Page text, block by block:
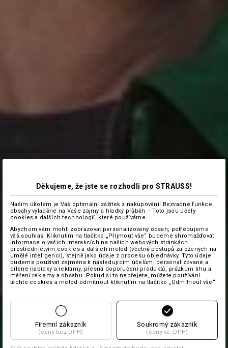
Děkujeme, že jste se rozhodli pro STRAUSS!
Naším úkolem je Váš optimální zážitek z nakupování! Bezvadné funkce,
obsahy vyladěné na Vaše zájmy a hladký průběh – Toto jsou účely
cookies a dalších technologií, které používáme.
Abychom vám mohli zobrazovat personalizovaný obsah, potřebujeme
váš souhlas. Kliknutím na tlačítko „Přijmout vše“ budeme shromažďovat
informace o vašich interakcích na našich webových stránkách
prostřednictvím cookies a dalších metod (včetně postupů založených na
umělé inteligenci), stejně jako údaje z procesu objednávky. Tyto údaje
budeme používat zejména k následujícím účelům: personalizované a
cílené nabídky a reklamy, přesná doporučení produktů, průzkum trhu a
měření reklamy a obsahu. Pokud si to nepřejete, můžete používání
těchto cookies a metod odmítnout kliknutím na tlačítko „Odmítnout vše“.
Firemní zákazník
(ceny bez DPH)
Soukromý zákazník
(ceny vč. DPH)